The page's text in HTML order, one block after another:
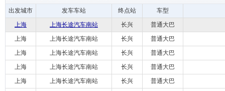
出发城市 发车车站 终点站
车型
上海
上海长途汽车南站 长兴
普通大巴
上海
上海长途汽车南站 长兴
普通大巴
上海
上海长途汽车南站 长兴
普通大巴
上海
上海长途汽车南站 长兴
普通大巴
上海
上海长途汽车南站 长兴
普通大巴